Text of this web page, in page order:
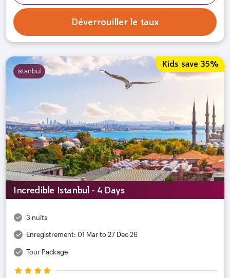
Déverrouiller le taux
Istanbul
Kids save 35%
Incredible Istanbul - 4 Days
3 nuits
Enregistrement: 01 Mar to 27 Dec 26
Tour Package